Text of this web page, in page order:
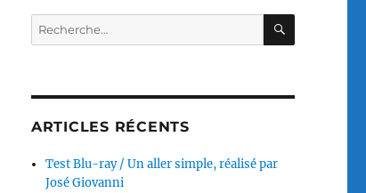
Recherche
pour :
ARTICLES RÉCENTS
Test Blu-ray / Un aller simple, réalisé par
José Giovanni